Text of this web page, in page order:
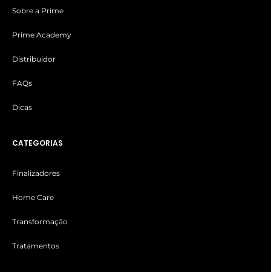
Sobre a Prime
Prime Academy
Distribuidor
FAQs
Dicas
CATEGORIAS
Finalizadores
Home Care
Transformação
Tratamentos